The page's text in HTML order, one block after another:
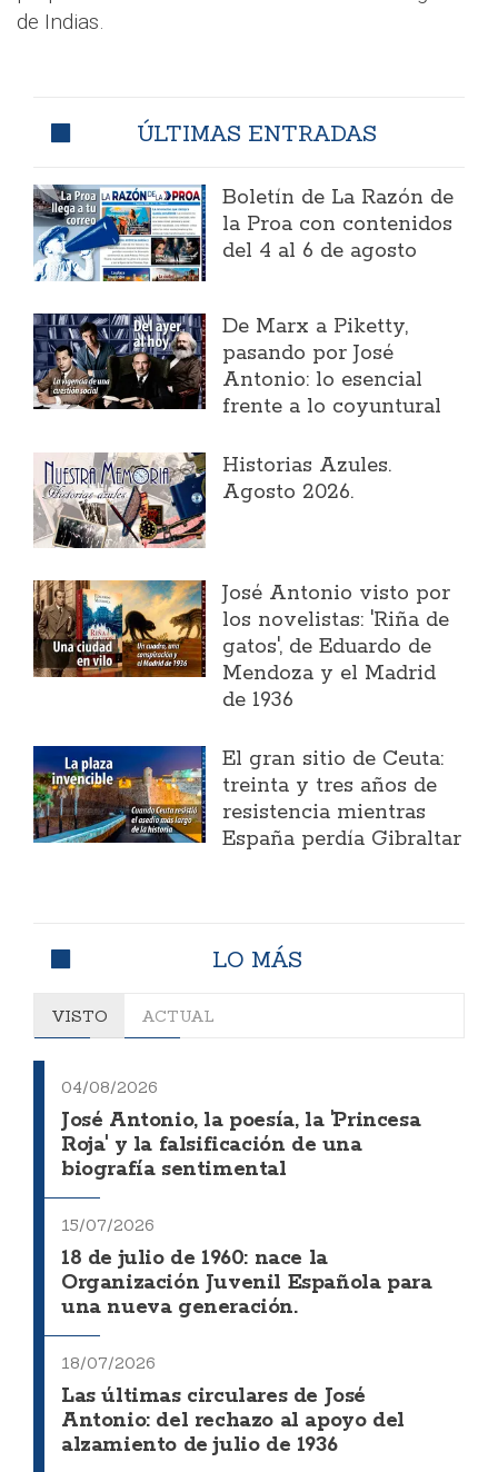
de Indias.
ÚLTIMAS ENTRADAS
Boletín de La Razón de
la Proa con contenidos
del 4 al 6 de agosto
​De Marx a Piketty,
pasando por José
Antonio: lo esencial
frente a lo coyuntural
Historias Azules.
Agosto 2026.
José Antonio visto por
los novelistas: 'Riña de
gatos', de Eduardo de
Mendoza y el Madrid
de 1936
El gran sitio de Ceuta:
treinta y tres años de
resistencia mientras
España perdía Gibraltar
LO MÁS
VISTO ACTUAL
04/08/2026
José Antonio, la poesía, la 'Princesa
Roja' y la falsificación de una
biografía sentimental
15/07/2026
18 de julio de 1960: nace la
Organización Juvenil Española para
una nueva generación.
18/07/2026
Las últimas circulares de José
Antonio: del rechazo al apoyo del
alzamiento de julio de 1936